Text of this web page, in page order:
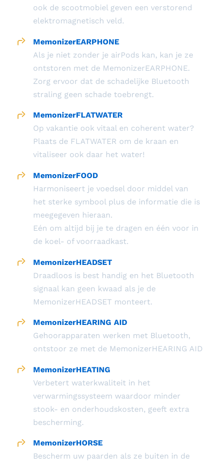
ook de scootmobiel geven een verstorend
elektromagnetisch veld.
MemonizerEARPHONE
Als je niet zonder je airPods kan, kan je ze
ontstoren met de MemonizerEARPHONE.
Zorg ervoor dat de schadelijke Bluetooth
straling geen schade toebrengt.
MemonizerFLATWATER
Op vakantie ook vitaal en coherent water?
Plaats de FLATWATER om de kraan en
vitaliseer ook daar het water!
MemonizerFOOD
Harmoniseert je voedsel door middel van
het sterke symbool plus de informatie die is
meegegeven hieraan.
Eén om altijd bij je te dragen en één voor in
de koel- of voorraadkast.
MemonizerHEADSET
Draadloos is best handig en het Bluetooth
signaal kan geen kwaad als je de
MemonizerHEADSET monteert.
MemonizerHEARING AID
Gehoorapparaten werken met Bluetooth,
ontstoor ze met de MemonizerHEARING AID
MemonizerHEATING
Verbetert waterkwaliteit in het
verwarmingssysteem waardoor minder
stook- en onderhoudskosten, geeft extra
bescherming.
MemonizerHORSE
Bescherm uw paarden als ze buiten in de